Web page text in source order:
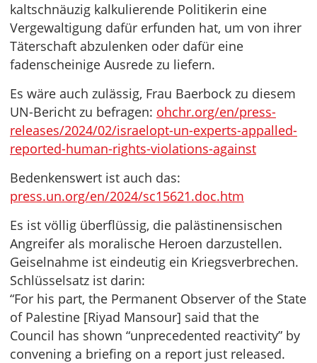
kaltschnäuzig kalkulierende Politikerin eine
Vergewaltigung dafür erfunden hat, um von ihrer
Täterschaft abzulenken oder dafür eine
fadenscheinige Ausrede zu liefern.
Es wäre auch zulässig, Frau Baerbock zu diesem
UN-Bericht zu befragen: ohchr.org/en/press-
releases/2024/02/israelopt-un-experts-appalled-
reported-human-rights-violations-against
Bedenkenswert ist auch das:
press.un.org/en/2024/sc15621.doc.htm
Es ist völlig überflüssig, die palästinensischen
Angreifer als moralische Heroen darzustellen.
Geiselnahme ist eindeutig ein Kriegsverbrechen.
Schlüsselsatz ist darin:
“For his part, the Permanent Observer of the State
of Palestine [Riyad Mansour] said that the
Council has shown “unprecedented reactivity” by
convening a briefing on a report just released.